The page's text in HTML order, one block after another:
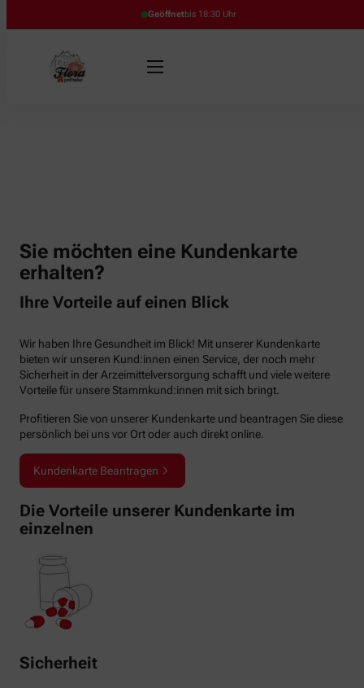
Geöffnetbis 18:30 Uhr
Sie möchten eine Kundenkarte
erhalten?
Ihre Vorteile auf einen Blick
Wir haben Ihre Gesundheit im Blick! Mit unserer Kundenkarte
bieten wir unseren Kund:innen einen Service, der noch mehr
Sicherheit in der Arzeimittelversorgung schafft und viele weitere
Vorteile für unsere Stammkund:innen mit sich bringt.
Profitieren Sie von unserer Kundenkarte und beantragen Sie diese
persönlich bei uns vor Ort oder auch direkt online.
Kundenkarte Beantragen
Die Vorteile unserer Kundenkarte im
einzelnen
Sicherheit